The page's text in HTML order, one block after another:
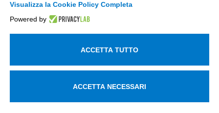
Lavora con noi
questo sito noi assumiamo che tu ne sia felice.
Visualizza la Cookie Policy Completa
Powered by
ACCETTA TUTTO
ACCETTA NECESSARI